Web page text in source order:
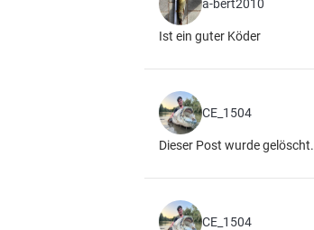
a-bert2010
Ist ein guter Köder
CE_1504
Dieser Post wurde gelöscht.
CE_1504